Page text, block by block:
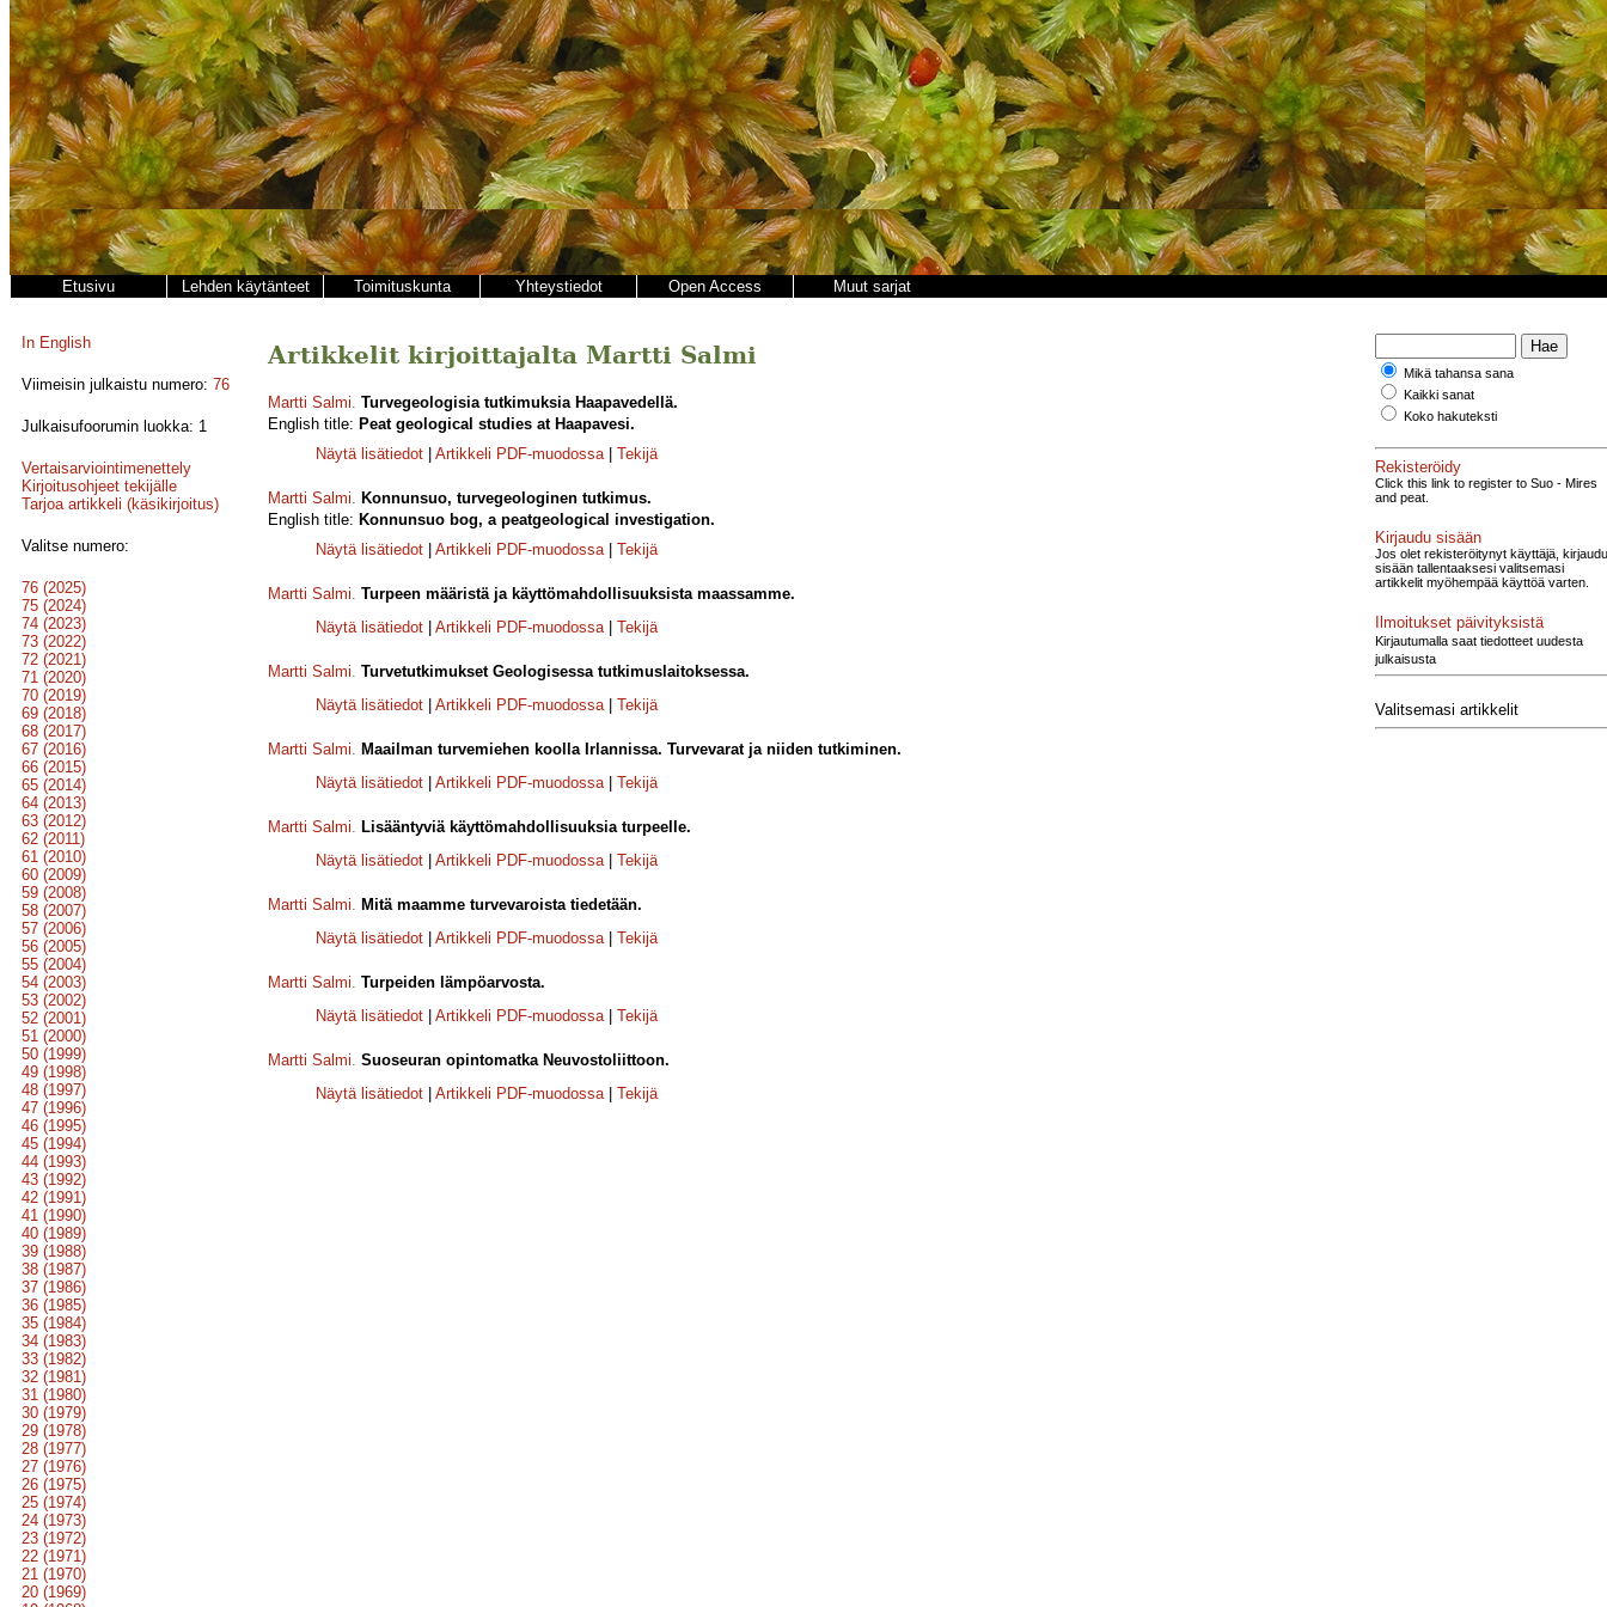
Etusivu Lehden käytänteet Toimituskunta Yhteystiedot Open Access Muut sarjat
In English
Viimeisin julkaistu numero: 76
Julkaisufoorumin luokka: 1
Vertaisarviointimenettely
Kirjoitusohjeet tekijälle
Tarjoa artikkeli (käsikirjoitus)
Valitse numero:
76 (2025)
75 (2024)
74 (2023)
73 (2022)
72 (2021)
71 (2020)
70 (2019)
69 (2018)
68 (2017)
67 (2016)
66 (2015)
65 (2014)
64 (2013)
63 (2012)
62 (2011)
61 (2010)
60 (2009)
59 (2008)
58 (2007)
57 (2006)
56 (2005)
55 (2004)
54 (2003)
53 (2002)
52 (2001)
51 (2000)
50 (1999)
49 (1998)
48 (1997)
47 (1996)
46 (1995)
45 (1994)
44 (1993)
43 (1992)
42 (1991)
41 (1990)
40 (1989)
39 (1988)
38 (1987)
37 (1986)
36 (1985)
35 (1984)
34 (1983)
33 (1982)
32 (1981)
31 (1980)
30 (1979)
29 (1978)
28 (1977)
27 (1976)
26 (1975)
25 (1974)
24 (1973)
23 (1972)
22 (1971)
21 (1970)
20 (1969)
Artikkelit kirjoittajalta Martti Salmi
Martti Salmi. Turvegeologisia tutkimuksia Haapavedellä.
English title: Peat geological studies at Haapavesi.
Näytä lisätiedot
Artikkeli PDF-muodossa| Tekijä
Martti Salmi. Konnunsuo, turvegeologinen tutkimus.
English title: Konnunsuo bog, a peatgeological investigation.
Näytä lisätiedot
Artikkeli PDF-muodossa| Tekijä
Martti Salmi. Turpeen määristä ja käyttömahdollisuuksista maassamme.
Näytä lisätiedot
Artikkeli PDF-muodossa| Tekijä
Martti Salmi. Turvetutkimukset Geologisessa tutkimuslaitoksessa.
Näytä lisätiedot
Artikkeli PDF-muodossa| Tekijä
Martti Salmi. Maailman turvemiehen koolla Irlannissa. Turvevarat ja niiden tutkiminen.
Näytä lisätiedot
Artikkeli PDF-muodossa| Tekijä
Martti Salmi. Lisääntyviä käyttömahdollisuuksia turpeelle.
Näytä lisätiedot
Artikkeli PDF-muodossa| Tekijä
Martti Salmi. Mitä maamme turvevaroista tiedetään.
Näytä lisätiedot
Artikkeli PDF-muodossa| Tekijä
Martti Salmi. Turpeiden lämpöarvosta.
Näytä lisätiedot
Artikkeli PDF-muodossa| Tekijä
Martti Salmi. Suoseuran opintomatka Neuvostoliittoon.
Näytä lisätiedot
Artikkeli PDF-muodossa| Tekijä
Mikä tahansa sana
Kaikki sanat
Koko hakuteksti
Rekisteröidy
Click this link to register to Suo - Mires
and peat.
Kirjaudu sisään
Jos olet rekisteröitynyt käyttäjä, kirjaudu
sisään tallentaaksesi valitsemasi
artikkelit myöhempää käyttöä varten.
Ilmoitukset päivityksistä
Kirjautumalla saat tiedotteet uudesta
julkaisusta
Valitsemasi artikkelit